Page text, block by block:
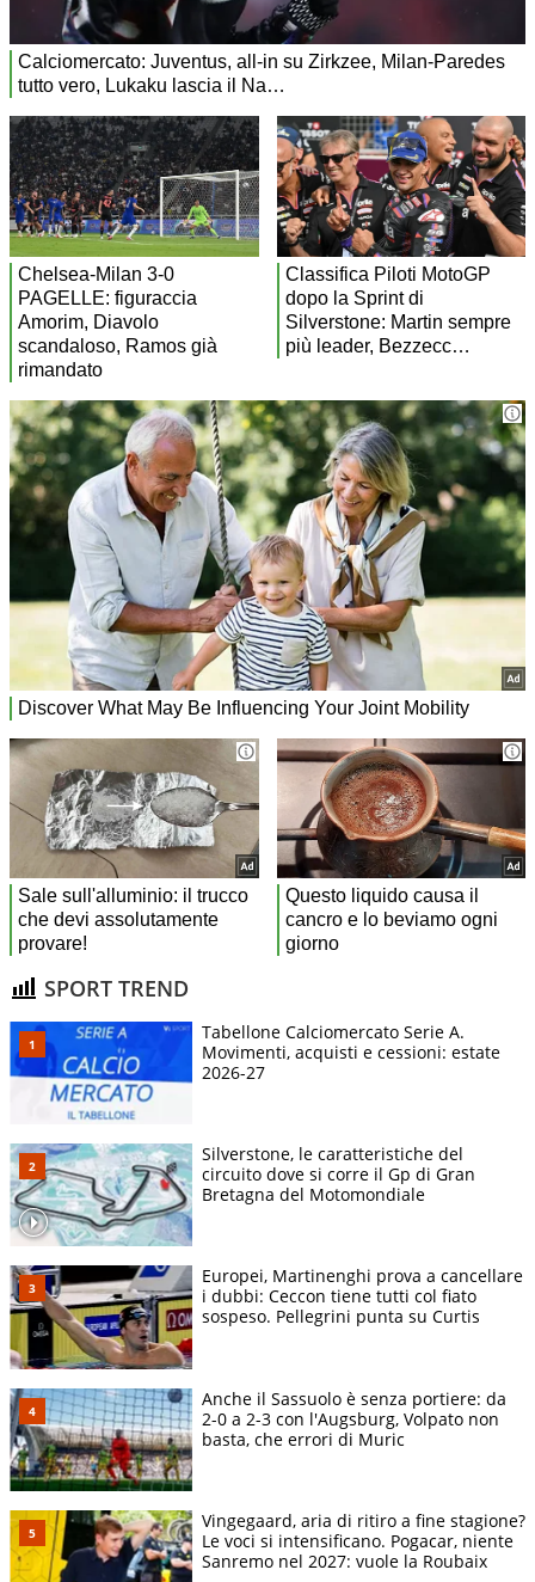
SPORT TREND
Tabellone Calciomercato Serie A.
Movimenti, acquisti e cessioni: estate
2026-27
Silverstone, le caratteristiche del
circuito dove si corre il Gp di Gran
Bretagna del Motomondiale
Europei, Martinenghi prova a cancellare
i dubbi: Ceccon tiene tutti col fiato
sospeso. Pellegrini punta su Curtis
Anche il Sassuolo è senza portiere: da
2-0 a 2-3 con l'Augsburg, Volpato non
basta, che errori di Muric
Vingegaard, aria di ritiro a fine stagione?
Le voci si intensificano. Pogacar, niente
Sanremo nel 2027: vuole la Roubaix